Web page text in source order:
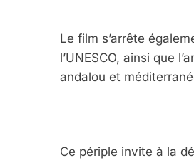
Le film s’arrête
l’UNESCO, ainsi que
andalou et
Ce périple invite à la